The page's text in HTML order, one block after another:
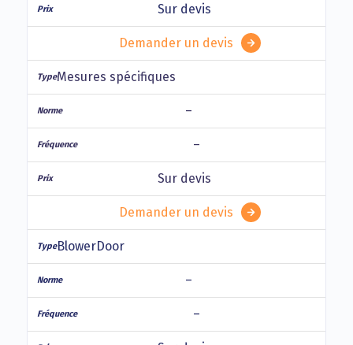
Sur devis
Demander un devis
Mesures spécifiques
–
–
Sur devis
Demander un devis
BlowerDoor
–
–